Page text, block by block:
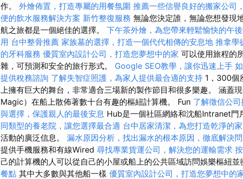
作。 外燴佈置，打造專屬的用餐氛圍 推薦一些信譽良好的搬家公司
便的飲水服務解決方案 新竹整復服務 無論您決定誰，無論您想發現
航之旅都是一個絕佳的選擇。 下午茶外燴，為您帶來輕鬆愉快的午
用 台中整骨推薦 家族墓的選擇，打造一個代代相傳的安息地 推拿學
的牙科服務 優質室內設計公司，打造您夢想中的家 可以使用旅程的
雜，可預測和安全的旅行形式。 Google SEO教學，讓你迅速上手
提供稅務諮詢 了解失智症照護，為家人提供最合適的支持 1，300個
上擁有巨大的舞台，非常適合三場新的製作節目和很多樂趣。 涵蓋
Magic）在船上散佈著數十台有趣的樞紐計算機。 Fun 了解徵信公
與選擇，保護親人的最後安息 Hub是一個社區網絡和沈船Intranet門
同類型的養老院，讓您選擇最合適 台中居家清潔，為您打造乾淨的
活動的廣泛信息。 漏水原因分析，找出漏水的根本原因，徹底解決
提供手機服務和有線Wired 尋找專業貨運公司，解決您的運輸需求
己的計算機的人可以從自己的小屋或船上的公共區域訪問娛樂樞紐並
餐點 其中大多數與其他船一樣 優質室內設計公司，打造您夢想中的